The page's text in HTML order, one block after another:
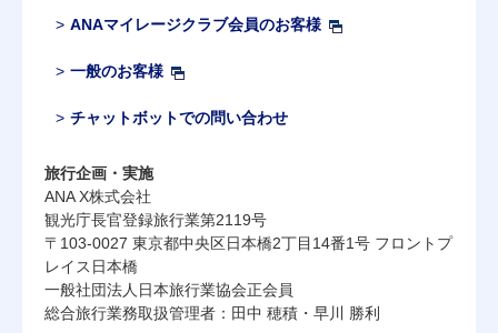
ANAマイレージクラブ会員のお客様
一般のお客様
チャットボットでの問い合わせ
旅行企画・実施
ANA X株式会社
観光庁長官登録旅行業第2119号
〒103-0027 東京都中央区日本橋2丁目14番1号 フロントプ
レイス日本橋
一般社団法人日本旅行業協会正会員
総合旅行業務取扱管理者：田中 穂積・早川 勝利